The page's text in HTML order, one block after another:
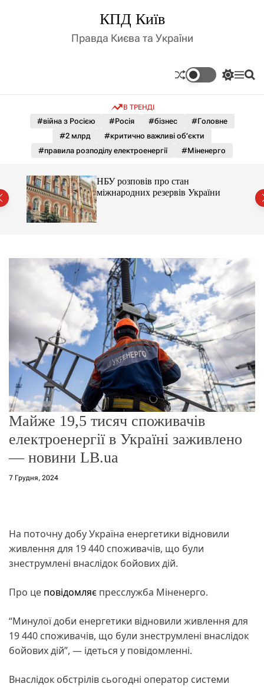
д
у
КПД Київ
Правда Києва та України
П
м
а
л
ь
р
е
ж
и
м
у
М П
В ТРЕНДІ
#війна з Росією #Росія #бізнес
#Головне
#2 млрд
#критично важливі об’єкти
#правила розподілу електроенергії
#Міненерго
НБУ розповів про стан
міжнародних резервів України
Майже 19,5 тисяч споживачів
електроенергії в Україні заживлено
— новини LB.ua
7 Грудня, 2024
На поточну добу Україна енергетики відновили
живлення для 19 440 споживачів, що були
знеструмлені внаслідок бойових дій.
Про це повідомляє пресслужба Міненерго.
“Минулої доби енергетики відновили живлення для
19 440 споживачів, що були знеструмлені внаслідок
бойових дій”, — ідеться у повідомленні.
Внаслідок обстрілів сьогодні оператор системи